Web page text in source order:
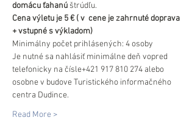
domácu ťahanú štrúdľu.
Cena výletu je 5 € ( v  cene je zahrnuté doprava
+ vstupné s výkladom)
Minimálny počet prihlásených: 4 osoby
Je nutné sa nahlásiť minimálne deň vopred
telefonicky na čísle+421 917 810 274 alebo
osobne v budove Turistického informačného
centra Dudince.
Read More >